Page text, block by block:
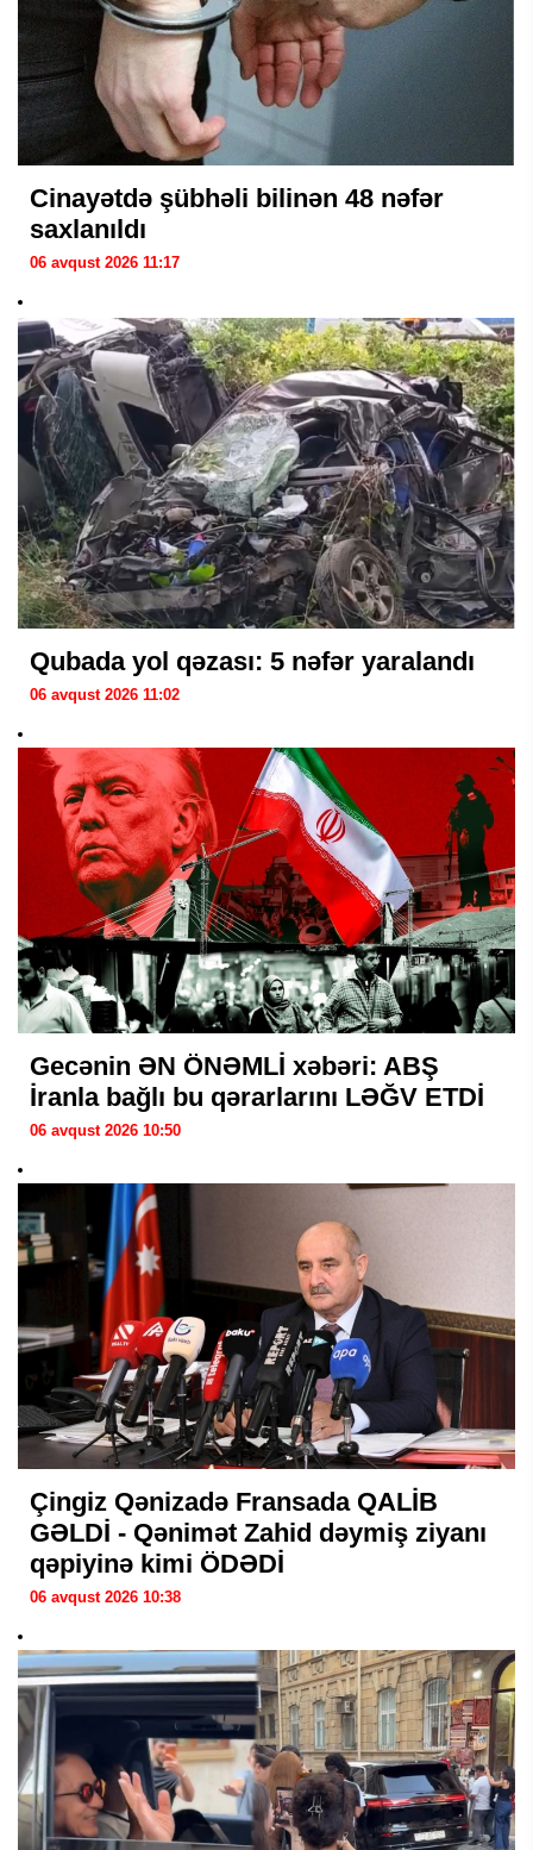
Cinayətdə şübhəli bilinən 48 nəfər
saxlanıldı
06 avqust 2026 11:17
Qubada yol qəzası: 5 nəfər yaralandı
06 avqust 2026 11:02
Gecənin ƏN ÖNƏMLİ xəbəri: ABŞ
İranla bağlı bu qərarlarını LƏĞV ETDİ
06 avqust 2026 10:50
Çingiz Qənizadə Fransada QALİB
GƏLDİ - Qənimət Zahid dəymiş ziyanı
qəpiyinə kimi ÖDƏDİ
06 avqust 2026 10:38